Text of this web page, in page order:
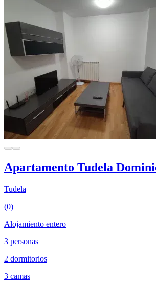
Apartamento Tudela
Tudela
(0)
Alojamiento entero
3 personas
2 dormitorios
3 camas